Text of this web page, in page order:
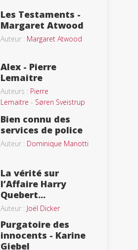
Les Testaments -
Margaret Atwood
Auteur : Margaret Atwood
Alex - Pierre
Lemaitre
Auteurs : Pierre
Lemaitre - Søren Sveistrup
Bien connu des
services de police
Auteur : Dominique Manotti
La vérité sur
l’Affaire Harry
Quebert...
Auteur : Joël Dicker
Purgatoire des
innocents - Karine
Giebel